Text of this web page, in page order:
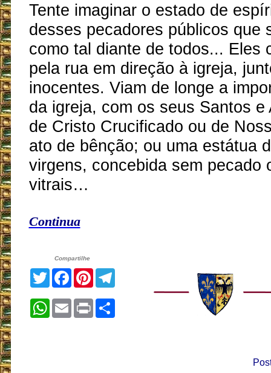
Tente imaginar o estado de
desses pecadores públicos que
como tal diante de todos... Eles
pela rua em direção à igreja,
inocentes. Viam de longe a
da igreja, com os seus Santos e
de Cristo Crucificado ou de
ato de bênção; ou uma estátua
virgens, concebida sem pecado
vitrais…
Continua
Compartilhe
TwitterFacebook
PinterestTelegram
WhatsApp
EmailPrintShare